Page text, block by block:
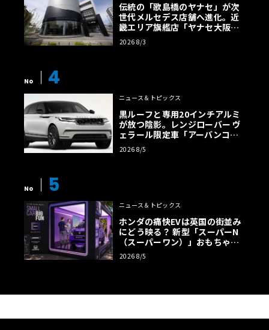
伝統の「歌島橋のヤナセ」が次
世代メルセデス店舗へ進化。近
畿エリア旗艦店「ヤナセ大阪支
店」がリニューアル
2026 8/3
No 4
ニュース＆トピックス
黒ルーフと専用20インチアルミ
が放つ陰影。レンジローバー ヴ
ェラール限定車「アーバンコン
トラスト・エディション」登場
2026 8/5
No 5
ニュース＆トピックス
ホンダの痛快EVは英国の街並み
にどう映る？ 新型「スーパーN
（スーパーワン）」おもちゃ箱
ツアーの全貌
2026 8/5